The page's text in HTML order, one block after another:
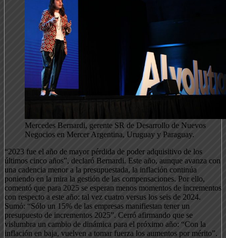
Mercedes Bernardi, gerente SR de Desarrollo de Nuevos
Negocios en Mercer Argentina, Uruguay y Paraguay.
“2023 fue el año de mayor pérdida de poder adquisitivo de los
últimos cinco años”, declaró Bernardi. Este año, aunque avanza con
una cadencia menor a la presupuestada, la inflación continúa
poniendo en la mira la gestión de las compensaciones. Por ello,
comentó que para 2025 se esperan menos momentos de incrementos
con respecto a este año: tal vez cuatro versus los seis de 2024.
Sumó: “Sólo un 15% de las empresas manifiestan tener un
presupuesto de incrementos 2025”. Cerró afirmando que se
vislumbra un cambio de dinámica para el próximo año: “Con la
inflación en baja, vuelven a tomar fuerza los aumentos por mérito”.